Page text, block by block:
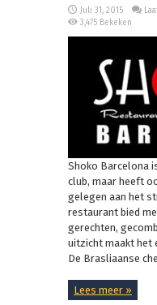
Juli 31, 2015
3,475 Bekeken
Shoko Barcelona
club, maar heeft
gelegen aan het
restaurant bied
gerechten,
uitzicht maakt het
De Brasliaanse
Lees meer »